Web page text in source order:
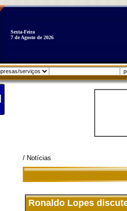
Sexta-Feira
7 de Agosto de 2026
/ Notícias
Ronaldo Lopes